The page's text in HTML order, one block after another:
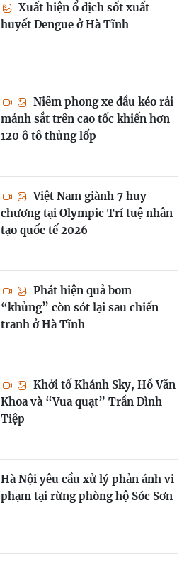
Xuất hiện ổ dịch sốt xuất
huyết Dengue ở Hà Tĩnh
Niêm phong xe đầu kéo rải
mảnh sắt trên cao tốc khiến hơn
120 ô tô thủng lốp
Việt Nam giành 7 huy
chương tại Olympic Trí tuệ nhân
tạo quốc tế 2026
Phát hiện quả bom
“khủng” còn sót lại sau chiến
tranh ở Hà Tĩnh
Khởi tố Khánh Sky, Hồ Văn
Khoa và “Vua quạt” Trần Đình
Tiệp
Hà Nội yêu cầu xử lý phản ánh vi
phạm tại rừng phòng hộ Sóc Sơn